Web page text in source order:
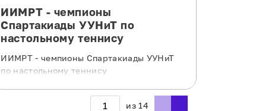
Елпатов — Артур Шаймарданов
Поздравляем ребят с отличным
результатом и желаем новых научных
достижений! 🔥⚡️
ИИМРТ - чемпионы
Спартакиады УУНиТ по
настольному теннису
ИИМРТ - чемпионы Спартакиады УУНиТ
по настольному теннису
из14